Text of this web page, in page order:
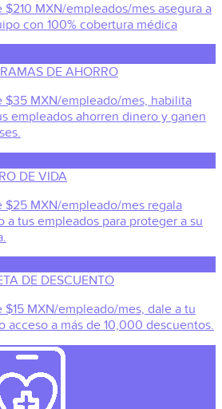
$210 MXN/empleados/mes asegura a
con 100% cobertura médica
DE AHORRO
$35 MXN/empleado/mes, habilita
empleados ahorren dinero y ganen
DE VIDA
$25 MXN/empleado/mes regala
a tus empleados para proteger a su
DE DESCUENTO
$15 MXN/empleado/mes, dale a tu
acceso a más de 10,000 descuentos.